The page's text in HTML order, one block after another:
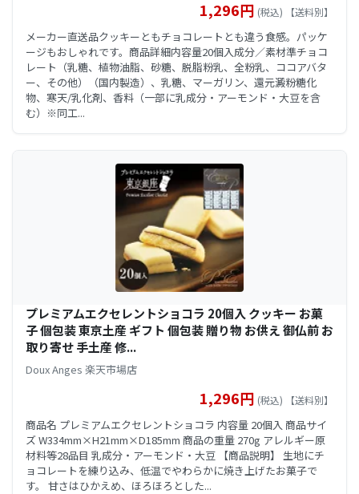
1,296円 (税込) 【送料別】
メーカー直送品クッキーともチョコレートとも違う食感。パッケ
ージもおしゃれです。商品詳細内容量20個入成分／素材準チョコ
レート（乳糖、植物油脂、砂糖、脱脂粉乳、全粉乳、ココアバタ
ー、その他）（国内製造）、乳糖、マーガリン、還元澱粉糖化
物、寒天/乳化剤、香料（一部に乳成分・アーモンド・大豆を含
む）※同工...
プレミアムエクセレントショコラ 20個入 クッキー お菓
子 個包装 東京土産 ギフト 個包装 贈り物 お供え 御仏前 お
取り寄せ 手土産 修...
Doux Anges 楽天市場店
1,296円 (税込) 【送料別】
商品名 プレミアムエクセレントショコラ 内容量 20個入 商品サイ
ズ W334mm×H21mm×D185mm 商品の重量 270g アレルギー原
材料等28品目 乳成分・アーモンド・大豆 【商品説明】 生地にチ
ョコレートを練り込み、低温でやわらかに焼き上げたお菓子で
す。 甘さはひかえめ、ほろほろとした...